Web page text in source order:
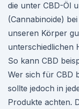
die unter CBD-Öl
(Cannabinoide)
unseren Körper
unterschiedlichen
So kann CBD
Wer sich für CBD
sollte jedoch in
Produkte achten.